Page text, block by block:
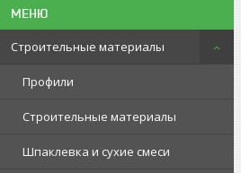
Строительные материалы
Профили
Строительные материалы
Шпаклевка и сухие смеси